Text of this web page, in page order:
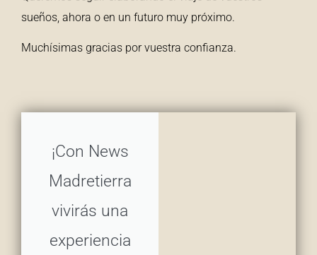
sueños, ahora o en un futuro muy próximo.
Muchísimas gracias por vuestra confianza.
¡Con News
Madretierra
vivirás una
experiencia